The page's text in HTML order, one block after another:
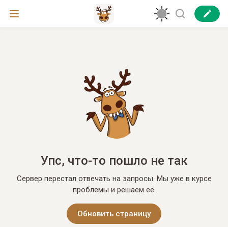
Упс, что-то пошло не так
Сервер перестал отвечать на запросы. Мы уже в курсе
проблемы и решаем её.
Обновить страницу